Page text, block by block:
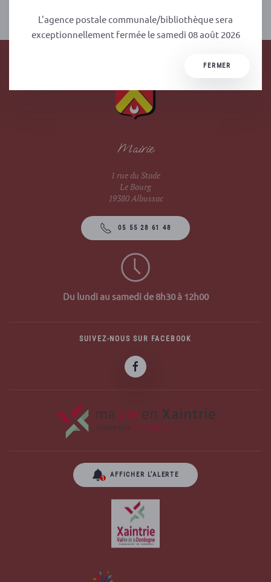
Mairie
1 rue du Stade
Le Bourg
19380 Albussac
05 55 28 61 48
Du lundi au samedi de 8h30 à 12h00
SUIVEZ-NOUS SUR FACEBOOK
AFFICHER L’ALERTE
L'agence postale communale/bibliothèque sera
exceptionnellement fermée le samedi 08 août 2026
FERMER